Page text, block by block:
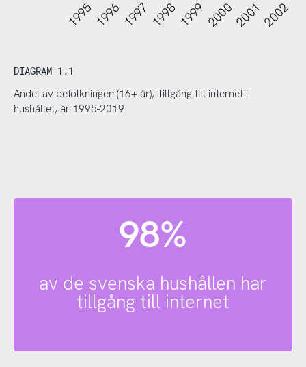
1995 1996 1997 1998 1999 200020012002
DIAGRAM 1.1
Andel av befolkningen (16+ år), Tillgång till internet i
hushållet, år 1995-2019
98%
av de svenska hushållen har
tillgång till internet